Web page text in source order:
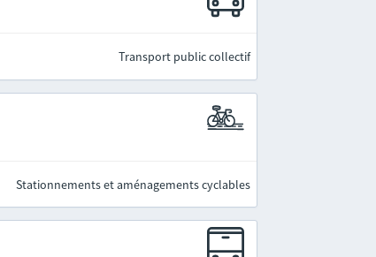
Transport public collectif
Stationnements et aménagements cyclables